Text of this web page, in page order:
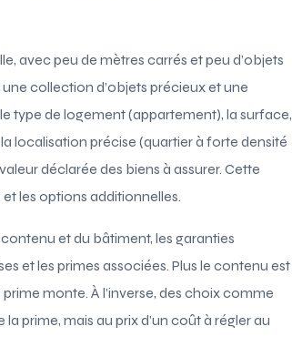
avec peu de mètres carrés et peu d’objets
collection d’objets précieux et une
type de logement (appartement), la surface,
localisation précise (quartier à forte densité
déclarée des biens à assurer. Cette
les options additionnelles.
et du bâtiment, les garanties
et les primes associées. Plus le contenu est
monte. À l’inverse, des choix comme
prime, mais au prix d’un coût à régler au